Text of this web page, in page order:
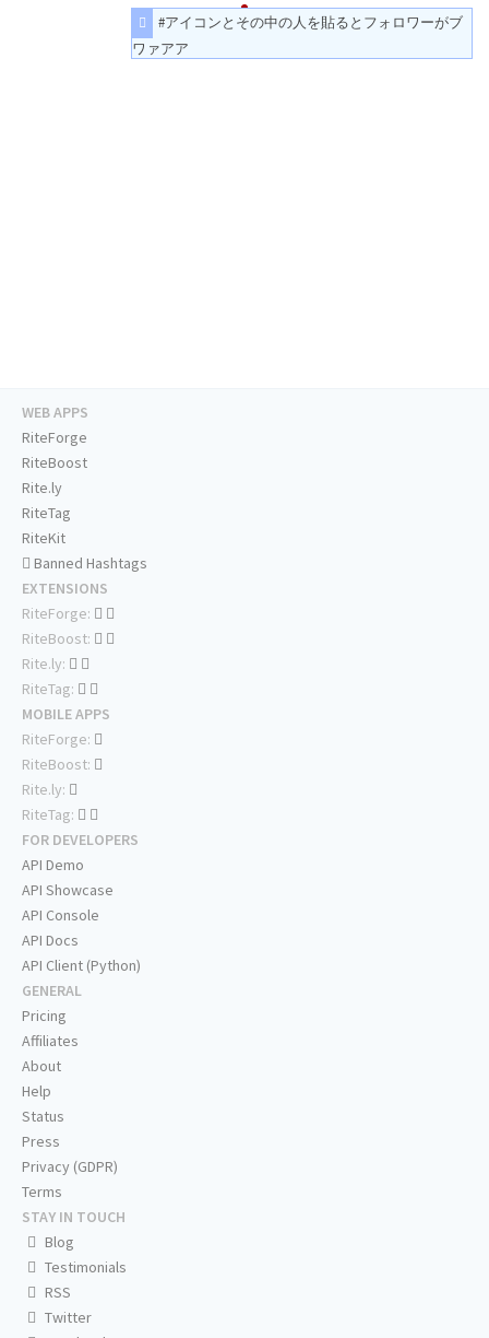
#アイコンとその中の人を貼るとフォロワーがブ
ワァアア
WEB APPS
RiteForge
RiteBoost
Rite.ly
RiteTag
RiteKit
Banned Hashtags
EXTENSIONS
RiteForge:
RiteBoost:
Rite.ly:
RiteTag:
MOBILE APPS
RiteForge:
RiteBoost:
Rite.ly:
RiteTag:
FOR DEVELOPERS
API Demo
API Showcase
API Console
API Docs
API Client (Python)
GENERAL
Pricing
Affiliates
About
Help
Status
Press
Privacy (GDPR)
Terms
STAY IN TOUCH
Blog
Testimonials
RSS
Twitter